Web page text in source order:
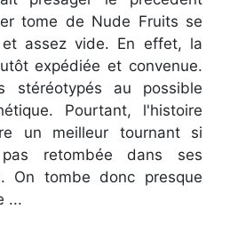
tome de Nude Fruits se
assez vide. En effet, la
expédiée et convenue.
stéréotypés au possible
Pourtant, l'histoire
un meilleur tournant si
retombée dans ses
On tombe donc presque
...